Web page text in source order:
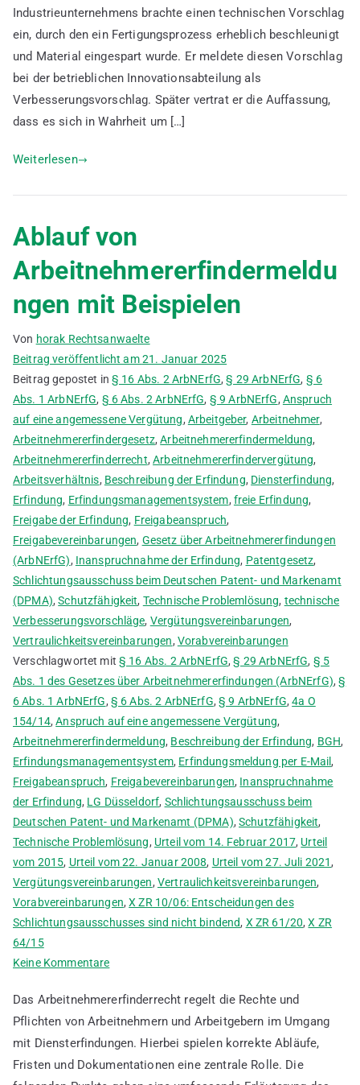
Arbnehmererfindergesetz
Industrieunternehmens brachte einen technischen Vorschlag
ein, durch den ein Fertigungsprozess erheblich beschleunigt
und Material eingespart wurde. Er meldete diesen Vorschlag
bei der betrieblichen Innovationsabteilung als
Verbesserungsvorschlag. Später vertrat er die Auffassung,
dass es sich in Wahrheit um […]
Weiterlesen
Ablauf von
Arbeitnehmererfindermeldu
ngen mit Beispielen
Von horak Rechtsanwaelte
Beitrag veröffentlicht am21. Januar 2025
Beitrag gepostet in§ 16 Abs. 2 ArbNErfG,§ 29 ArbNErfG, § 6
Abs. 1 ArbNErfG, § 6 Abs. 2 ArbNErfG, § 9 ArbNErfG, Anspruch
auf eine angemessene Vergütung, Arbeitgeber, Arbeitnehmer,
Arbeitnehmererfindergesetz,Arbeitnehmererfindermeldung,
Arbeitnehmererfinderrecht,Arbeitnehmererfindervergütung,
Arbeitsverhältnis, Beschreibung der Erfindung, Diensterfindung,
Erfindung, Erfindungsmanagementsystem, freie Erfindung,
Freigabe der Erfindung, Freigabeanspruch,
Freigabevereinbarungen, Gesetz über Arbeitnehmererfindungen
(ArbNErfG), Inanspruchnahme der Erfindung, Patentgesetz,
Schlichtungsausschuss beim Deutschen Patent- und Markenamt
(DPMA),Schutzfähigkeit, Technische Problemlösung, technische
Verbesserungsvorschläge, Vergütungsvereinbarungen,
Vertraulichkeitsvereinbarungen, Vorabvereinbarungen
Verschlagwortet mit§ 16 Abs. 2 ArbNErfG,§ 29 ArbNErfG, § 5
Abs. 1 des Gesetzes über Arbeitnehmererfindungen (ArbNErfG),§
6 Abs. 1 ArbNErfG, § 6 Abs. 2 ArbNErfG,§ 9 ArbNErfG,4a O
154/14,Anspruch auf eine angemessene Vergütung,
Arbeitnehmererfindermeldung, Beschreibung der Erfindung, BGH,
Erfindungsmanagementsystem, Erfindungsmeldung per E-Mail,
Freigabeanspruch, Freigabevereinbarungen, Inanspruchnahme
der Erfindung, LG Düsseldorf, Schlichtungsausschuss beim
Deutschen Patent- und Markenamt (DPMA),Schutzfähigkeit,
Technische Problemlösung, Urteil vom 14. Februar 2017, Urteil
vom 2015, Urteil vom 22. Januar 2008, Urteil vom 27. Juli 2021,
Vergütungsvereinbarungen, Vertraulichkeitsvereinbarungen,
Vorabvereinbarungen,X ZR 10/06: Entscheidungen des
Schlichtungsausschusses sind nicht bindend, X ZR 61/20,X ZR
64/15
Keine Kommentarezu
von
Arbeitnehmererfindermeldungen
mit
Beispielen
Das Arbeitnehmererfinderrecht regelt die Rechte und
Pflichten von Arbeitnehmern und Arbeitgebern im Umgang
mit Diensterfindungen. Hierbei spielen korrekte Abläufe,
Fristen und Dokumentationen eine zentrale Rolle. Die